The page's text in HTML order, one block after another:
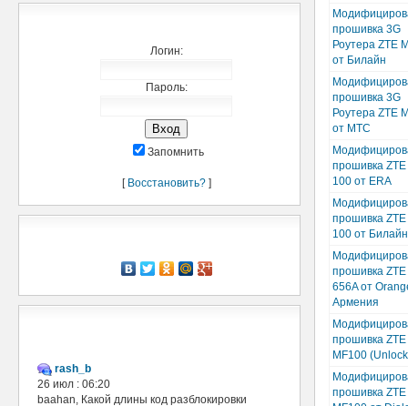
Логин:
Пароль:
Запомнить
[ Восстановить?]
rash_b
26 июл : 06:20
baahan, Какой длины код разблокировки
прошивка 3G
Роутера ZTE
от Билайн
прошивка 3G
Роутера ZTE
от МТС
прошивка ZTE
100 от ERA
прошивка ZTE
100 от Билайн
прошивка ZTE
656A от
Армения
прошивка ZTE
MF100
прошивка ZTE